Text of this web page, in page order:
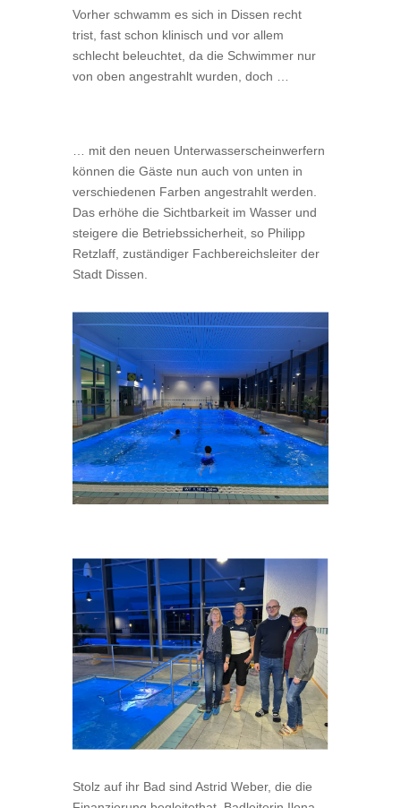
Vorher schwamm es sich in Dissen recht
trist, fast schon klinisch und vor allem
schlecht beleuchtet, da die Schwimmer nur
von oben angestrahlt wurden, doch …
… mit den neuen Unterwasserscheinwerfern
können die Gäste nun auch von unten in
verschiedenen Farben angestrahlt werden.
Das erhöhe die Sichtbarkeit im Wasser und
steigere die Betriebssicherheit, so Philipp
Retzlaff, zuständiger Fachbereichsleiter der
Stadt Dissen.
Stolz auf ihr Bad sind Astrid Weber, die die